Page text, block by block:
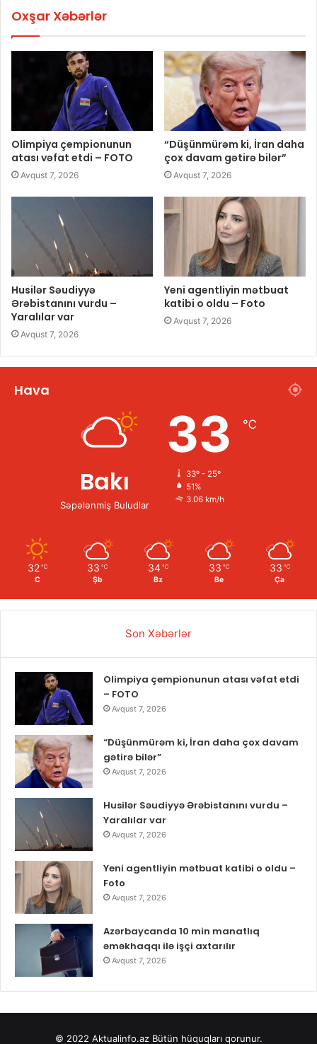
Oxşar Xəbərlər
Olimpiya çempionunun
atası vəfat etdi – FOTO
Avqust 7, 2026
“Düşünmürəm ki, İran daha
çox davam gətirə bilər”
Avqust 7, 2026
Husilər Səudiyyə
Ərəbistanını vurdu –
Yaralılar var
Avqust 7, 2026
Yeni agentliyin mətbuat
katibi o oldu – Foto
Avqust 7, 2026
Hava
Bakı
Səpələnmiş Buludlar
33 ℃
33º - 25º
51%
3.06 km/h
32 ℃
C
33 ℃
Şb
34 ℃
Bz
33 ℃
Be
33 ℃
Ça
Son Xəbərlər
Olimpiya çempionunun atası vəfat etdi
– FOTO
Avqust 7, 2026
“Düşünmürəm ki, İran daha çox davam
gətirə bilər”
Avqust 7, 2026
Husilər Səudiyyə Ərəbistanını vurdu –
Yaralılar var
Avqust 7, 2026
Yeni agentliyin mətbuat katibi o oldu –
Foto
Avqust 7, 2026
Azərbaycanda 10 min manatlıq
əməkhaqqı ilə işçi axtarılır
Avqust 7, 2026
© 2022 Aktualinfo.azBütün hüquqları qorunur.